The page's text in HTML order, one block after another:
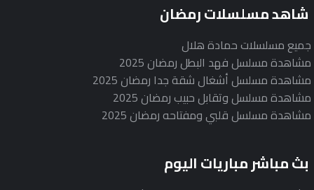
شاهد مسلسلات رمضان
جميع مسلسلات حمادة هلال
مشاهدة مسلسل فهد البطل رمضان 2025
مشاهدة مسلسل أشغال شقة جدا رمضان 2025
مشاهدة مسلسل وتقابل حبيب رمضان 2025
مشاهدة مسلسل قلبي ومفتاحه رمضان 2025
بث مباشر مباريات اليوم